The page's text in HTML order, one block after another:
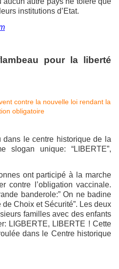
institutions d’Etat.
pour la liberté
dans le centre historique de la
slogan unique: “LIBERTE”,
ont participé à la marche
contre l’obligation vaccinale.
banderole:” On ne badine
Choix et Sécurité”. Les deux
familles avec des enfants
LIGBERTE, LIBERTE ! Cette
dans le Centre historique